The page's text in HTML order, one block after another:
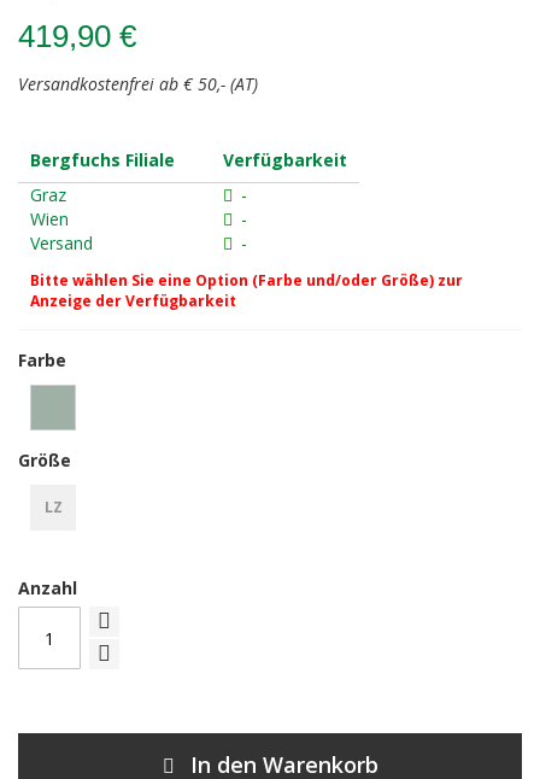
419,90 €
Versandkostenfrei ab € 50,- (AT)
Bergfuchs Filiale
Verfügbarkeit
Graz
-
Wien
-
Versand
-
Bitte wählen Sie eine Option (Farbe und/oder Größe) zur
Anzeige der Verfügbarkeit
Farbe
Größe
LZ
Anzahl
In den Warenkorb